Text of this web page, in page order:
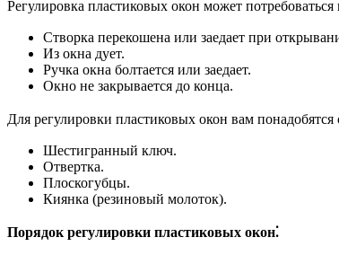
Регулировка пластиковых окон может
Створка перекошена или заедает при
Из окна дует.
Ручка окна болтается или заедает.
Окно не закрывается до конца.
Для регулировки пластиковых окон вам
Шестигранный ключ.
Отвертка.
Плоскогубцы.
Киянка (резиновый молоток).
Порядок регулировки пластиковых окон⁚